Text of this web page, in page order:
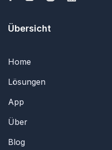
Übersicht
Home
Lösungen
App
Über
Blog